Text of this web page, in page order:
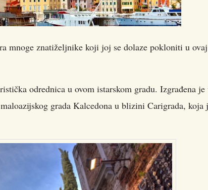
mnoge znatiželjnike koji joj se dolaze pokloniti u ovaj
odrednica u ovom istarskom gradu. Izgrađena je
grada Kalcedona u blizini Carigrada, koja